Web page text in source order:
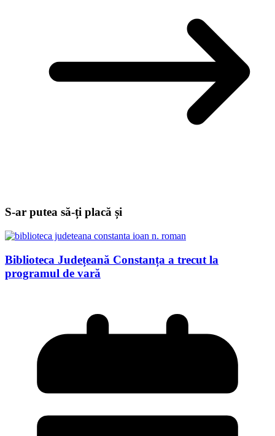
S-ar putea să-ți placă și
Biblioteca Județeană Constanța a trecut la
programul de vară